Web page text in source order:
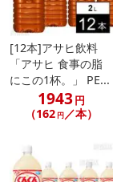
[12本]アサヒ飲料
「アサヒ 食事の脂
にこの1杯。」 PE...
1943円
（162 円／本）